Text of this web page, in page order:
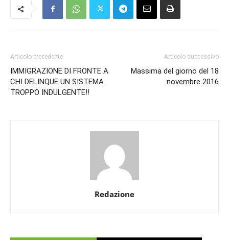
Articolo precedente
IMMIGRAZIONE DI FRONTE A
CHI DELINQUE UN SISTEMA
TROPPO INDULGENTE!!
Articolo successivo
Massima del giorno del 18
novembre 2016
Redazione